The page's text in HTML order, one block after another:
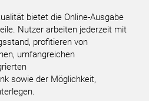
bietet die Online-Ausgabe
Nutzer arbeiten jederzeit mit
profitieren von
umfangreichen
sowie der Möglichkeit,